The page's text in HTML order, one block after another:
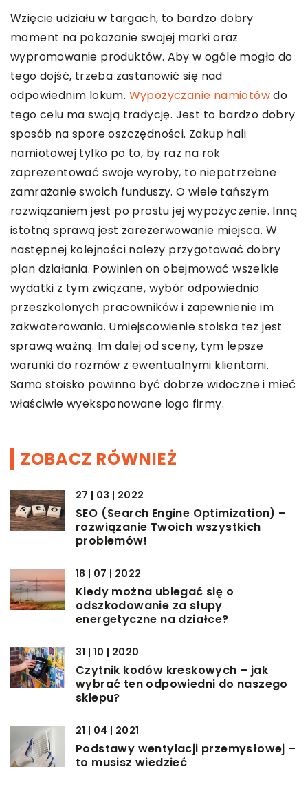
Wzięcie udziału w targach, to bardzo dobry
moment na pokazanie swojej marki oraz
wypromowanie produktów. Aby w ogóle mogło do
tego dojść, trzeba zastanowić się nad
odpowiednim lokum. Wypożyczanie namiotówdo
tego celu ma swoją tradycję. Jest to bardzo dobry
sposób na spore oszczędności. Zakup hali
namiotowej tylko po to, by raz na rok
zaprezentować swoje wyroby, to niepotrzebne
zamrażanie swoich funduszy. O wiele tańszym
rozwiązaniem jest po prostu jej wypożyczenie. Inną
istotną sprawą jest zarezerwowanie miejsca. W
następnej kolejności należy przygotować dobry
plan działania. Powinien on obejmować wszelkie
wydatki z tym związane, wybór odpowiednio
przeszkolonych pracowników i zapewnienie im
zakwaterowania. Umiejscowienie stoiska też jest
sprawą ważną. Im dalej od sceny, tym lepsze
warunki do rozmów z ewentualnymi klientami.
Samo stoisko powinno być dobrze widoczne i mieć
właściwie wyeksponowane logo firmy.
ZOBACZ RÓWNIEŻ
27 | 03 | 2022
SEO (Search Engine Optimization) –
rozwiązanie Twoich wszystkich
problemów!
18 | 07 | 2022
Kiedy można ubiegać się o
odszkodowanie za słupy
energetyczne na działce?
31 | 10 | 2020
Czytnik kodów kreskowych – jak
wybrać ten odpowiedni do naszego
sklepu?
21 | 04 | 2021
Podstawy wentylacji przemysłowej –
to musisz wiedzieć